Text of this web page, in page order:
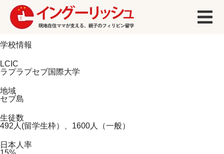
学校情報
LCIC
ラプラプセブ国際大学
地域
セブ島
生徒数
492人(留学生枠）、1600人（一般）
日本人率